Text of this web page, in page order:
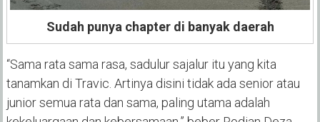
Sudah punya chapter di banyak daerah
“Sama rata sama rasa, sadulur sajalur itu yang kita
tanamkan di Travic. Artinya disini tidak ada senior atau
junior semua rata dan sama, paling utama adalah